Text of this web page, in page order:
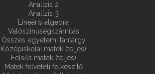
Analízis 2
Analízis 3
Lineáris algebra
Valószínűségszámítás
Összes egyetemi tantárgy
Középiskolai matek (teljes)
Felsős matek (teljes)
Matek felvételi felkészítő